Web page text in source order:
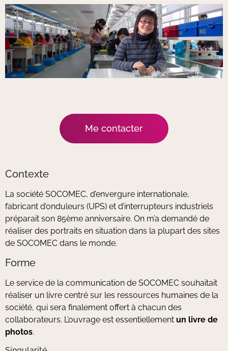
Me contacter
Contexte
La société SOCOMEC, d’envergure internationale,
fabricant d’onduleurs (UPS) et d’interrupteurs industriels
préparait son 85ème anniversaire. On m’a demandé de
réaliser des portraits en situation dans la plupart des sites
de SOCOMEC dans le monde.
Forme
Le service de la communication de SOCOMEC souhaitait
réaliser un livre centré sur les ressources humaines de la
société, qui sera finalement offert à chacun des
collaborateurs. L’ouvrage est essentiellement un livre de
photos.